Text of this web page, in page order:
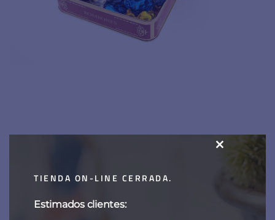
TIENDA ON-LINE CERRADA.
Estimados clientes: